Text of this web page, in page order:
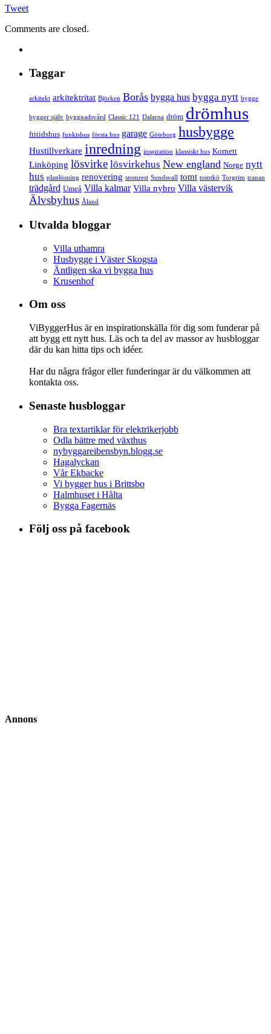
Tweet
Comments are closed.
Taggar
arkitekt arkitektritat Björken Borås bygga hus bygga nytt bygge
bygger själv byggnadsvård Classic 121 Dalarna dröm drömhus
fritidshus funkishus första hus garage Göteborg husbygge
Hustillverkare inredning inspiration klassiskt hus Kornett
Linköping lösvirke lösvirkehus New england Norge nytt
hus planlösning renovering stomrest Sundsvall tomt tomtkö Torgrim tranan
trädgård Umeå Villa kalmar Villa nybro Villa västervik
Älvsbyhus Åland
Utvalda bloggar
Villa uthamra
Husbygge i Väster Skogsta
Äntligen ska vi bygga hus
Krusenhof
Om oss
ViByggerHus är en inspirationskälla för dig som funderar på
att bygg ett nytt hus. Läs och ta del av massor av husbloggar
där du kan hitta tips och idéer.
Har du några frågor eller funderingar är du välkommen att
kontakta oss.
Senaste husbloggar
Bra textartiklar för elektrikerjobb
Odla bättre med växthus
nybyggareibensbyn.blogg.se
Hagalyckan
Vår Ekbacke
Vi bygger hus i Brittsbo
Halmhuset i Hålta
Bygga Fagernäs
Följ oss på facebook
Annons